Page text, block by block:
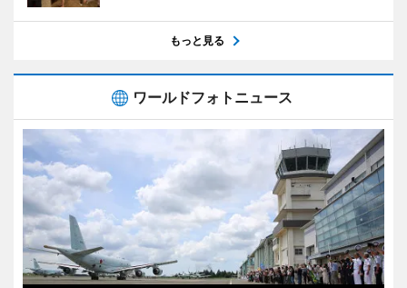
もっと見る
ワールドフォトニュース